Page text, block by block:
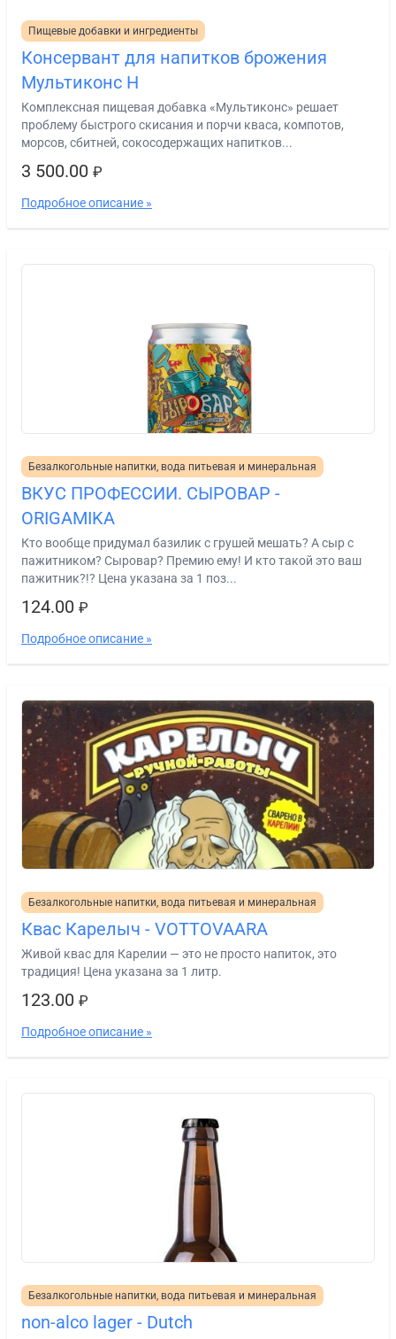
Пищевые добавки и ингредиенты
Консервант для напитков брожения
Мультиконс Н
Комплексная пищевая добавка «Мультиконс» решает
проблему быстрого скисания и порчи кваса, компотов,
морсов, сбитней, сокосодержащих напитков...
3 500.00 ₽
Подробное описание »
Безалкогольные напитки, вода питьевая и минеральная
ВКУС ПРОФЕССИИ. СЫРОВАР -
ORIGAMIKA
Кто вообще придумал базилик с грушей мешать? А сыр с
пажитником? Сыровар? Премию ему! И кто такой это ваш
пажитник?!? Цена указана за 1 поз...
124.00 ₽
Подробное описание »
Безалкогольные напитки, вода питьевая и минеральная
Квас Карелыч - VOTTOVAARA
Живой квас для Карелии — это не просто напиток, это
традиция! Цена указана за 1 литр.
123.00 ₽
Подробное описание »
Безалкогольные напитки, вода питьевая и минеральная
non-alco lager - Dutch